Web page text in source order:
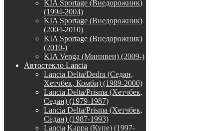
KIA Sportage (Внедорожник)
(1994-2004)
KIA Sportage (Внедорожник)
(2004-2010)
KIA Sportage (Внедорожник)
(2010-)
KIA Venga (Минивен) (2009-)
Автостекло Lancia
Lancia Delta/Dedra (Седан,
Хетчбек, Комби) (1989-2000)
Lancia Delta/Prisma (Хетчбек,
Седан) (1979-1987)
Lancia Delta/Prisma (Хетчбек,
Седан) (1987-1993)
Lancia Kappa (Купе) (1997-